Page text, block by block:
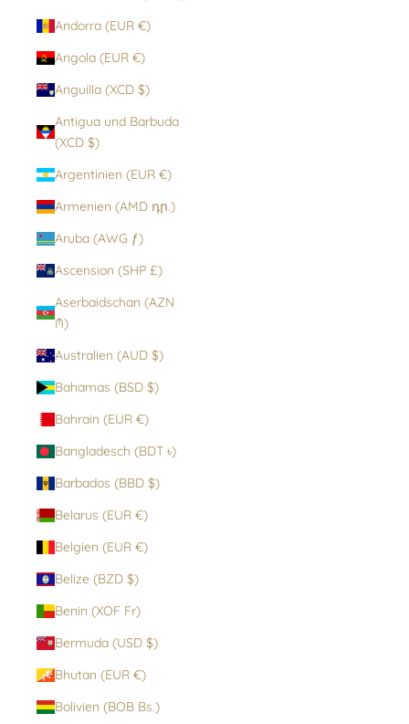
Andorra (EUR €)
Angola (EUR €)
Anguilla (XCD $)
Antigua und Barbuda
(XCD $)
Argentinien (EUR €)
Armenien (AMD դր.)
Aruba (AWG ƒ)
Ascension (SHP £)
Aserbaidschan (AZN
₼)
Australien (AUD $)
Bahamas (BSD $)
Bahrain (EUR €)
Bangladesch (BDT ৳)
Barbados (BBD $)
Belarus (EUR €)
Belgien (EUR €)
Belize (BZD $)
Benin (XOF Fr)
Bermuda (USD $)
Bhutan (EUR €)
Bolivien (BOB Bs.)